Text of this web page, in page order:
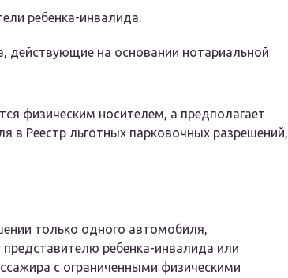
ребенка-инвалида.
действующие на основании нотариальной
физическим носителем, а предполагает
в Реестр льготных парковочных разрешений,
только одного автомобиля,
ребенка-инвалида или
с ограниченными физическими